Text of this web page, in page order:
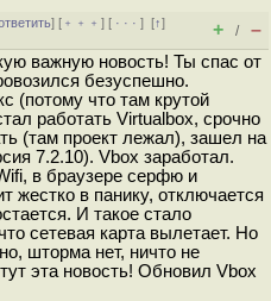
] [ ﹢﹢﹢] [ · · ·][↑]
+ / –
важную новость! Ты спас от
безуспешно.
(потому что там крутой
работать Virtualbox, срочно
(там проект лежал), зашел на
7.2.10). Vbox заработал.
в браузере серфю и
жестко в панику, отключается
И такое стало
сетевая карта вылетает. Но
шторма нет, ничто не
эта новость! Обновил Vbox